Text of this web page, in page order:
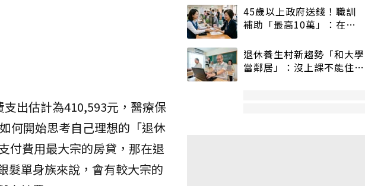
出估計為410,593元，醫療保
何開始思考自己理想的「退休
付費用最大宗的房貸，那在退
髮單身族來說，會有較大宗的
45歲以上政府送錢！職訓
補助「最高10萬」：在
退休養生村新趨勢「和大學
當鄰居」：沒上課不能住、